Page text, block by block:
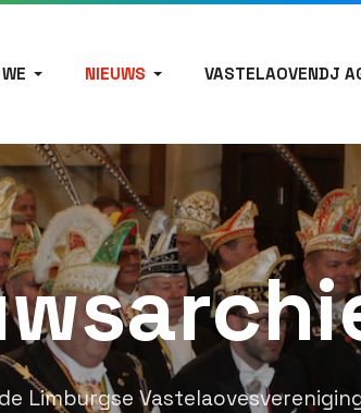
NIEUWS VASTELAOVENDJ
Limburgse